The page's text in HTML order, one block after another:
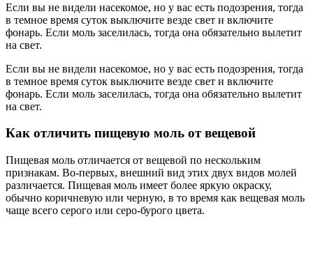
Если вы не видели насекомое, но у вас есть подозрения, тогда
в темное время суток выключите везде свет и включите
фонарь. Если моль заселилась, тогда она обязательно вылетит
на свет.
Если вы не видели насекомое, но у вас есть подозрения, тогда
в темное время суток выключите везде свет и включите
фонарь. Если моль заселилась, тогда она обязательно вылетит
на свет.
Как отличить пищевую моль от вещевой
Пищевая моль отличается от вещевой по нескольким
признакам. Во-первых, внешний вид этих двух видов молей
различается. Пищевая моль имеет более яркую окраску,
обычно коричневую или черную, в то время как вещевая моль
чаще всего серого или серо-бурого цвета.